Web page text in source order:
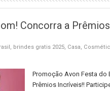
Concorra a
, brindes gratis 2025, Casa,
Promoção Avon Festa do
Prêmios Incríveis!!